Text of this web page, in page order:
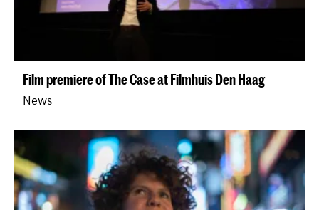
Film premiere of The Case at Filmhuis Den Haag
News